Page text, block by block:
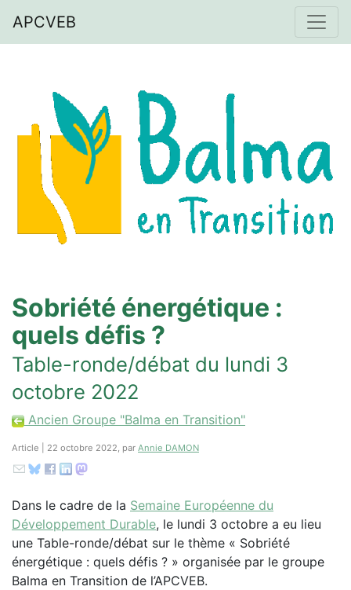
APCVEB
Sobriété énergétique :
quels défis ?
Table-ronde/débat du lundi 3
octobre 2022
Ancien Groupe "Balma en Transition"
Article | 22 octobre 2022, par Annie DAMON
Dans le cadre de la Semaine Européenne du
Développement Durable, le lundi 3 octobre a eu lieu
une Table-ronde/débat sur le thème « Sobriété
énergétique : quels défis ? » organisée par le groupe
Balma en Transition de l’APCVEB.